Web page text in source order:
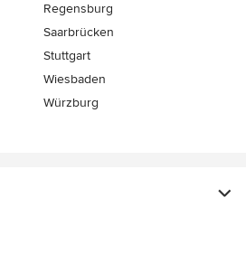
Regensburg
Saarbrücken
Stuttgart
Wiesbaden
Würzburg